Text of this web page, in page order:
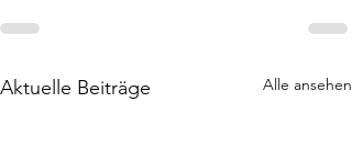
Aktuelle Beiträge Alle ansehen